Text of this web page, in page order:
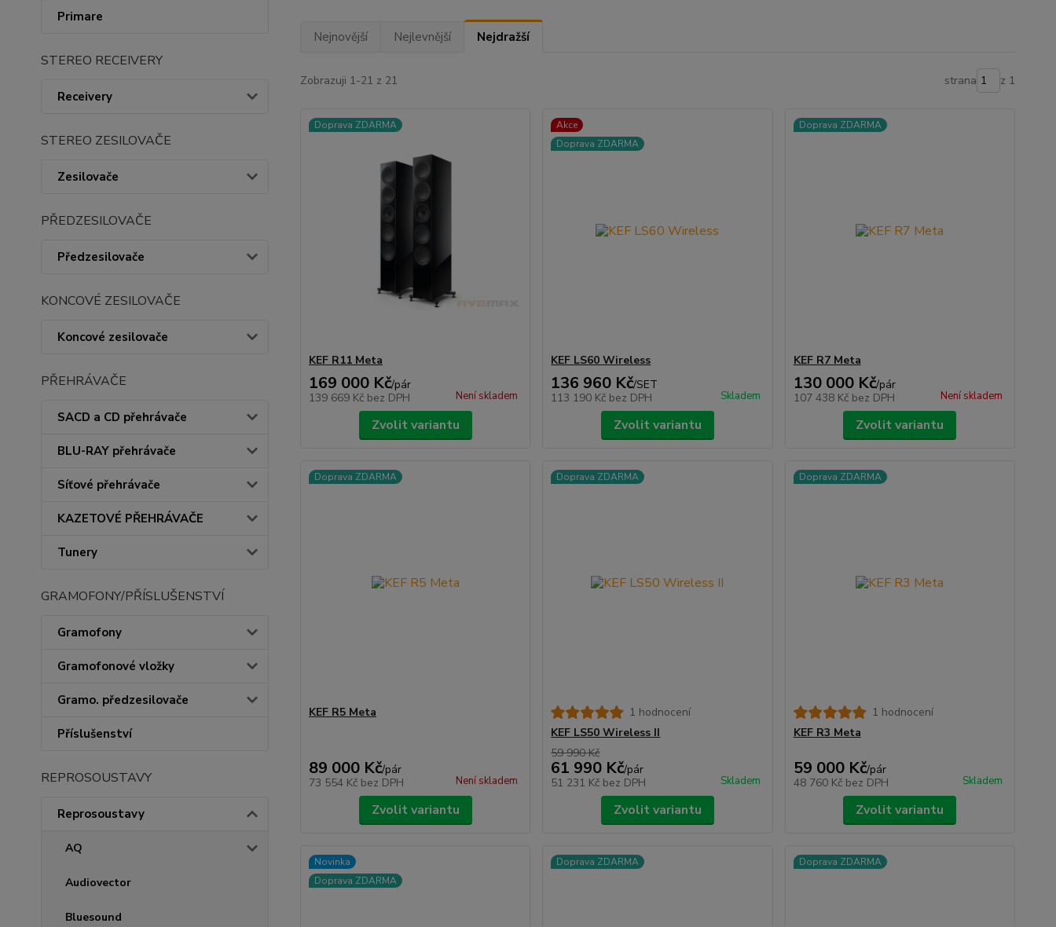
Primare
STEREO RECEIVERY
Receivery
STEREO ZESILOVAČE
Zesilovače
PŘEDZESILOVAČE
Předzesilovače
KONCOVÉ ZESILOVAČE
Koncové zesilovače
PŘEHRÁVAČE
SACD a CD přehrávače
BLU-RAY přehrávače
Síťové přehrávače
KAZETOVÉ PŘEHRÁVAČE
Tunery
GRAMOFONY/PŘÍSLUŠENSTVÍ
Gramofony
Gramofonové vložky
Gramo. předzesilovače
Příslušenství
REPROSOUSTAVY
Reprosoustavy
AQ
Audiovector
Bluesound
Nejnovější Nejlevnější Nejdražší
Zobrazuji 1-21 z 21 strana z 1
Doprava ZDARMA
KEF R11 Meta
169 000 Kč/pár
139 669 Kč bez DPH Není skladem
Zvolit variantu
Akce
Doprava ZDARMA
KEF LS60 Wireless
136 960 Kč/SET
113 190 Kč bez DPH Skladem
Zvolit variantu
Doprava ZDARMA
KEF R7 Meta
130 000 Kč/pár
107 438 Kč bez DPH Není skladem
Zvolit variantu
Doprava ZDARMA
KEF R5 Meta
89 000 Kč/pár
73 554 Kč bez DPH Není skladem
Zvolit variantu
Doprava ZDARMA
1 hodnocení
KEF LS50 Wireless II
59 990 Kč
61 990 Kč/pár
51 231 Kč bez DPH Skladem
Zvolit variantu
Doprava ZDARMA
1 hodnocení
KEF R3 Meta
59 000 Kč/pár
48 760 Kč bez DPH Skladem
Zvolit variantu
Novinka
Doprava ZDARMA
Doprava ZDARMA Doprava ZDARMA